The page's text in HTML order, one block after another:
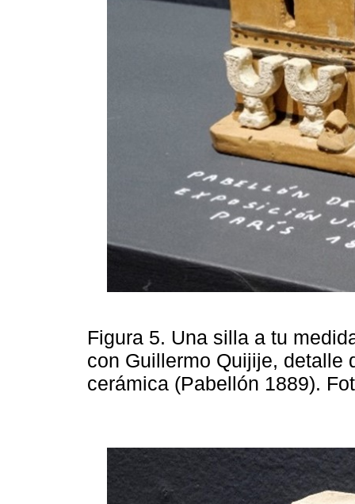
Figura 5. Una silla a tu
con Guillermo Quijije, detalle
cerámica (Pabellón 1889).